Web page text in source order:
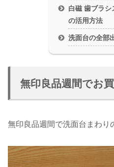
白磁 歯ブラシ
の活用方法
洗面台の全部
無印良品週間でお
無印良品週間で洗面台まわり